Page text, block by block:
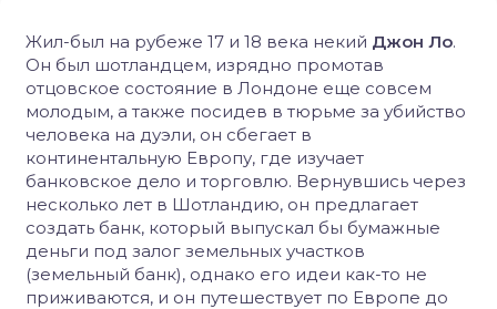
Жил-был на рубеже 17 и 18 века некий Джон Ло.
Он был шотландцем, изрядно промотав
отцовское состояние в Лондоне еще совсем
молодым, а также посидев в тюрьме за убийство
человека на дуэли, он сбегает в
континентальную Европу, где изучает
банковское дело и торговлю. Вернувшись через
несколько лет в Шотландию, он предлагает
создать банк, который выпускал бы бумажные
деньги под залог земельных участков
(земельный банк), однако его идеи как-то не
приживаются, и он путешествует по Европе до